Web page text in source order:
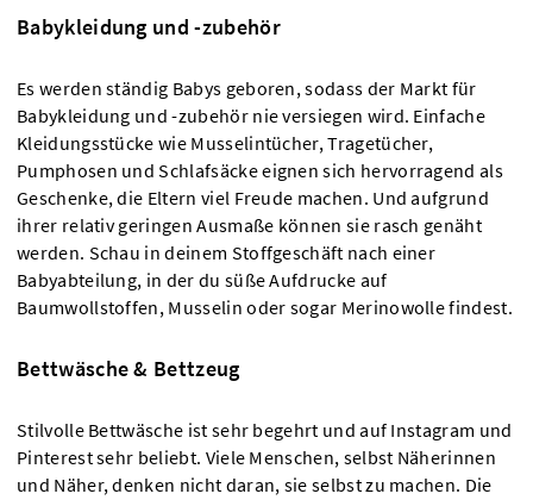
Babykleidung und -zubehör
Es werden ständig Babys geboren, sodass der Markt für
Babykleidung und -zubehör nie versiegen wird. Einfache
Kleidungsstücke wie Musselintücher, Tragetücher,
Pumphosen und Schlafsäcke eignen sich hervorragend als
Geschenke, die Eltern viel Freude machen. Und aufgrund
ihrer relativ geringen Ausmaße können sie rasch genäht
werden. Schau in deinem Stoffgeschäft nach einer
Babyabteilung, in der du süße Aufdrucke auf
Baumwollstoffen, Musselin oder sogar Merinowolle findest.
Bettwäsche & Bettzeug
Stilvolle Bettwäsche ist sehr begehrt und auf Instagram und
Pinterest sehr beliebt. Viele Menschen, selbst Näherinnen
und Näher, denken nicht daran, sie selbst zu machen. Die